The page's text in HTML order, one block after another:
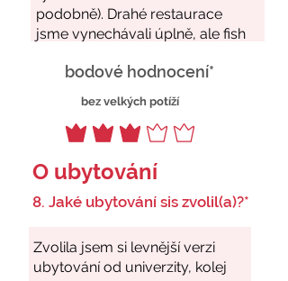
bodové hodnocení*
bez velkých potíží
O ubytování
8. Jaké ubytování sis zvolil(a)?*